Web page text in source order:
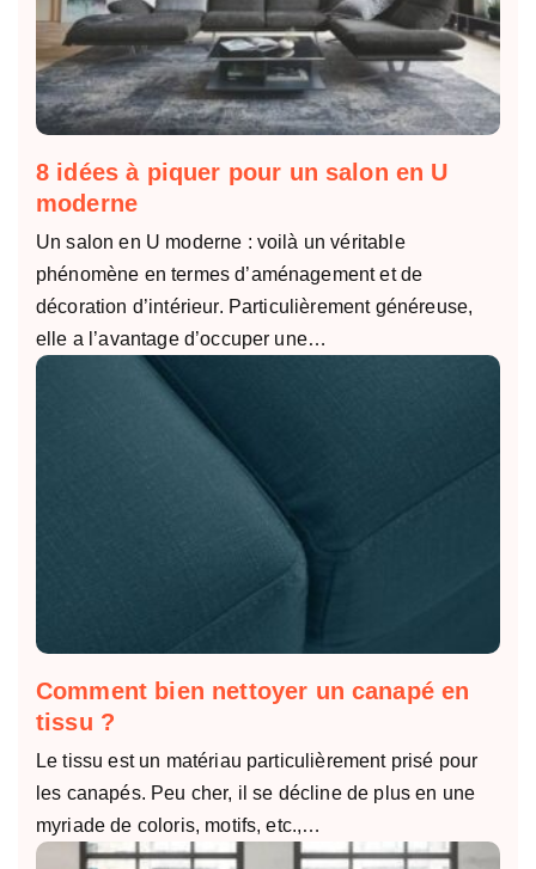
8 idées à piquer pour un salon en U
moderne
Un salon en U moderne : voilà un véritable
phénomène en termes d’aménagement et de
décoration d’intérieur. Particulièrement généreuse,
elle a l’avantage d’occuper une…
Comment bien nettoyer un canapé en
tissu ?
Le tissu est un matériau particulièrement prisé pour
les canapés. Peu cher, il se décline de plus en une
myriade de coloris, motifs, etc.,…